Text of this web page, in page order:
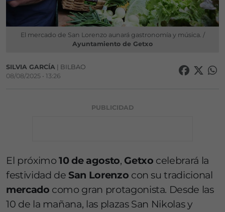
El mercado de San Lorenzo aunará gastronomía y música. /
Ayuntamiento de Getxo
SILVIA GARCÍA | BILBAO
08/08/2025 • 13:26
PUBLICIDAD
El próximo10 de agosto, Getxo celebrará la
festividad deSan Lorenzo con su tradicional
mercado como gran protagonista. Desde las
10 de la mañana, las plazas San Nikolas y